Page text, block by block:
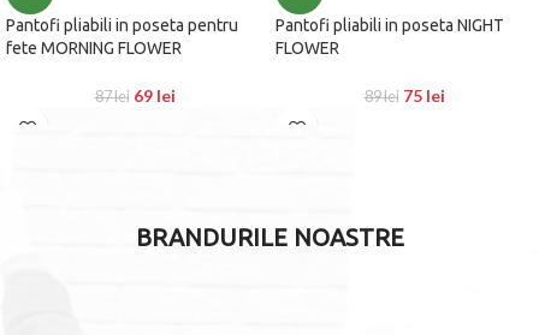
Pantofi pliabili in poseta pentru
fete MORNING FLOWER
87lei 69 lei
Pantofi pliabili in poseta NIGHT
FLOWER
89lei 75 lei
BRANDURILE NOASTRE